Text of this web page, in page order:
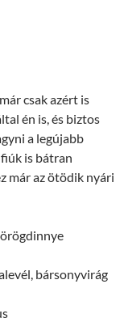
csak azért is
én is, és biztos
a legújabb
is bátran
már az ötödik nyári
bársonyvirág